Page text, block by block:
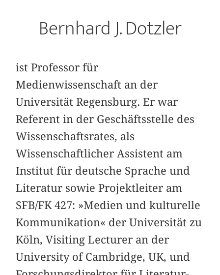
Bernhard J. Dotzler
ist Professor für
Medienwissenschaft an der
Universität Regensburg. Er war
Referent in der Geschäftsstelle des
Wissenschaftsrates, als
Wissenschaftlicher Assistent am
Institut für deutsche Sprache und
Literatur sowie Projektleiter am
SFB/FK 427: »Medien und kulturelle
Kommunikation« der Universität zu
Köln, Visiting Lecturer an der
University of Cambridge, UK, und